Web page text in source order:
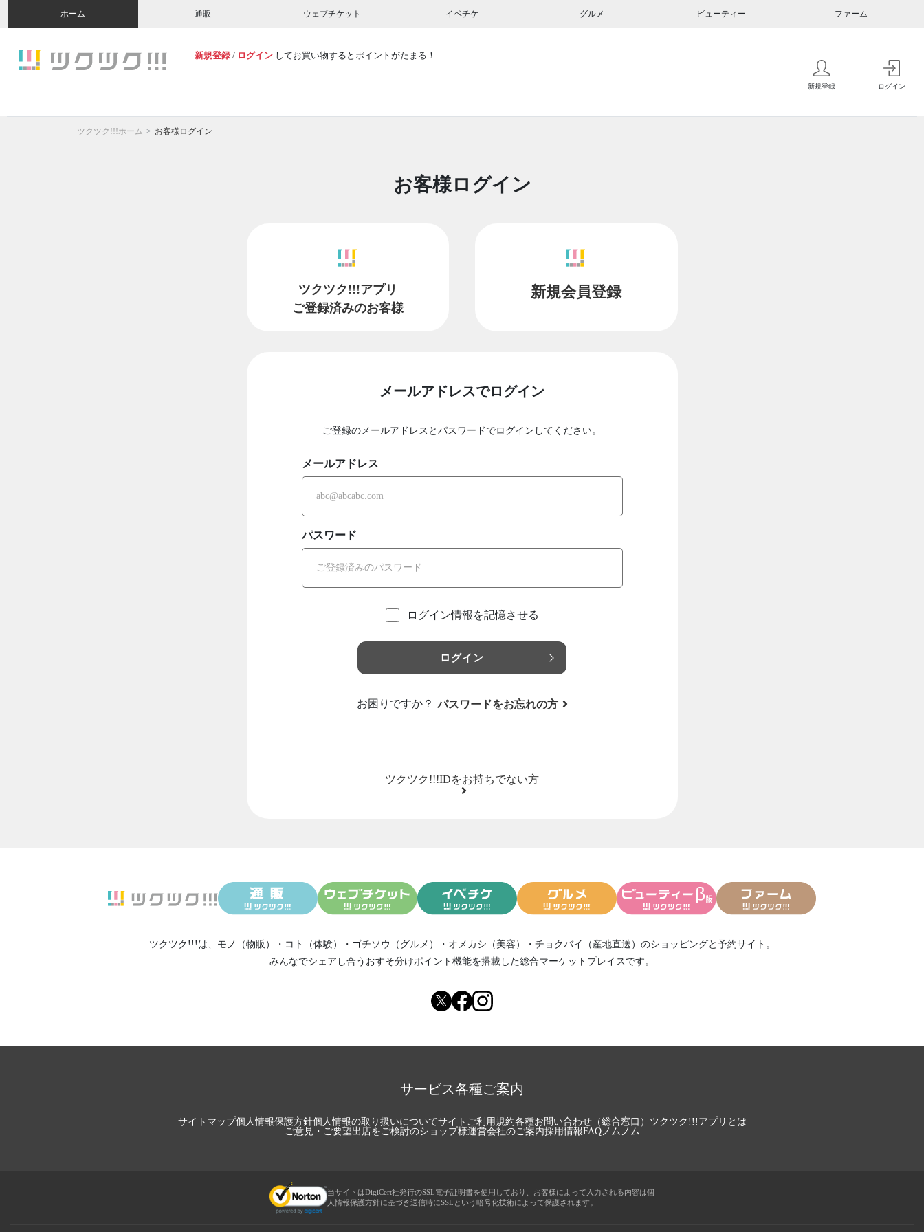
ホーム 通販 ウェブチケット イベチケ グルメ ビューティー ファーム
新規登録 / ログイン してお買い物するとポイントがたまる！
新規登録 ログイン
ツクツク!!!ホーム お客様ログイン
お客様ログイン
ツクツク!!!アプリ
ご登録済みのお客様
新規会員登録
メールアドレスでログイン
ご登録のメールアドレスとパスワードでログインしてください。
メールアドレス
パスワード
ログイン情報を記憶させる
ログイン
お困りですか？ パスワードをお忘れの方
ツクツク!!!IDをお持ちでない方
ツクツク!!!は、 モノ（物販） ・ コト（体験） ・ ゴチソウ（グルメ） ・ オメカシ（美容） ・ チョクバイ（産地直送） のショッピングと予約サイト。
みんなでシェアし合う おすそ分けポイント機能を搭載した総合マーケットプレイスです。
サービス各種ご案内
サイトマップ個人情報保護方針個人情報の取り扱いについてサイトご利用規約各種お問い合わせ（総合窓口） ツクツク!!!アプリとは
ご意見・ご要望出店をご検討のショップ様運営会社のご案内採用情報FAQノムノム
当サイトはDigiCert社発行のSSL電子証明書を使用しており、お客様によって入力される内容は個
人情報保護方針に基づき送信時にSSLという暗号化技術によって保護されます。